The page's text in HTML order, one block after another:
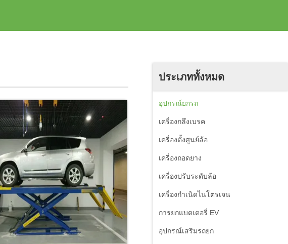
ประเภททั้งหมด
อุปกรณ์ยกรถ
เครื่องกลึงเบรค
เครื่องตั้งศูนย์ล้อ
เครื่องถอดยาง
เครื่องปรับระดับล้อ
เครื่องกำเนิดไนโตรเจน
การยกแบตเตอรี่ EV
อุปกรณ์เสริมรถยก